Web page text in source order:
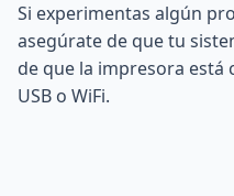
Si experimentas algún
asegúrate de que tu
de que la impresora
USB o WiFi.